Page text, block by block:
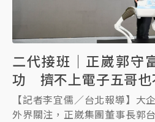
二代接班｜正崴郭守
功 擠不上電子五哥也
【記者李宜儒／台北報導】大
外界關注，正崴集團董事長郭